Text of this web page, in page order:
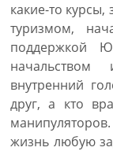
какие-то
туризмом,
поддержкой
внутренний
друг, а кто
жизнь любую